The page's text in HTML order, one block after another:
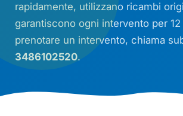
rapidamente, utilizzano ricambi
garantiscono ogni intervento per
prenotare un intervento, chiama
3486102520.